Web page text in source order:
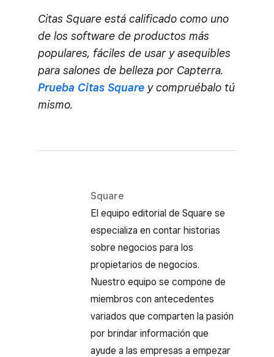
Citas Square está calificado como uno
de los software de productos más
populares, fáciles de usar y asequibles
para salones de belleza por Capterra.
Prueba Citas Square y compruébalo tú
mismo.
Square
El equipo editorial de Square se
especializa en contar historias
sobre negocios para los
propietarios de negocios.
Nuestro equipo se compone de
miembros con antecedentes
variados que comparten la pasión
por brindar información que
ayude a las empresas a empezar